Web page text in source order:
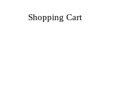
Shopping Cart